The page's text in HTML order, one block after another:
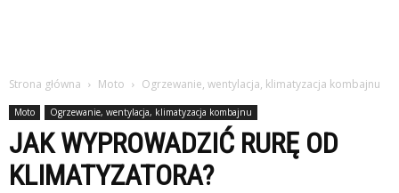
Strona główna Moto Ogrzewanie, wentylacja, klimatyzacja kombajnu
Moto Ogrzewanie, wentylacja, klimatyzacja kombajnu
JAK WYPROWADZIĆ RURĘ OD
KLIMATYZATORA?